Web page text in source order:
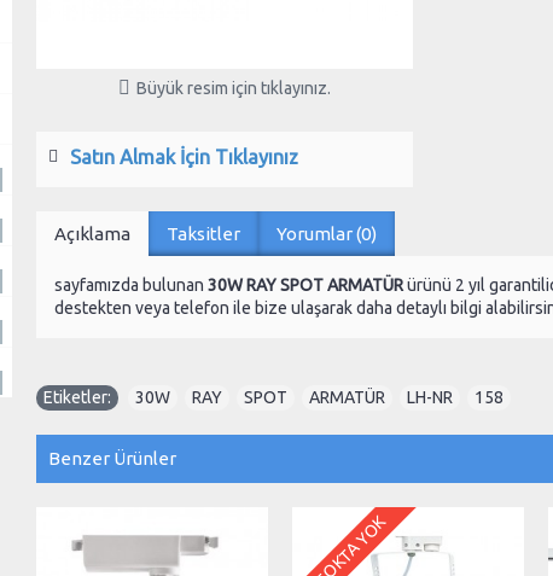
Büyük resim için tıklayınız.
Satın Almak İçin Tıklayınız
Açıklama Taksitler Yorumlar (0)
sayfamızda bulunan 30W RAY SPOT ARMATÜRürünü 2 yıl
destekten veya telefon ile bize ulaşarak daha detaylı bilgi
Etiketler: 30W RAY SPOT ARMATÜR LH-NR 158
Benzer Ürünler
STOKTA YOK